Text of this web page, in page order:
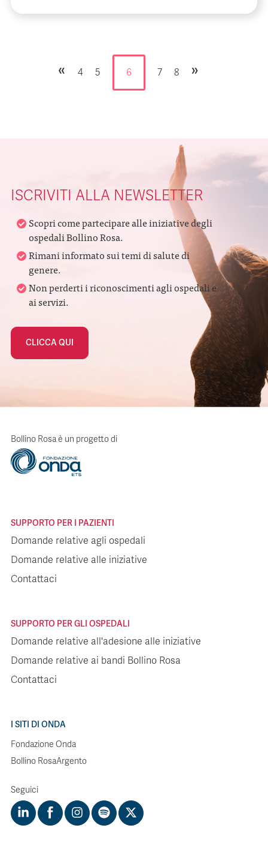
« 4 5 6 7 8 »
ISCRIVITI ALLA NEWSLETTER
Scopri come partecipare alle iniziative degli
ospedali Bollino Rosa.
Rimani informato sui temi di salute di
genere.
Non perderti i riconoscimenti agli ospedali e
ai servizi.
CLICCA QUI
Bollino Rosa è un progetto di
SUPPORTO PER I PAZIENTI
Domande relative agli ospedali
Domande relative alle iniziative
Contattaci
SUPPORTO PER GLI OSPEDALI
Domande relative all'adesione alle iniziative
Domande relative ai bandi Bollino Rosa
Contattaci
I SITI DI ONDA
Fondazione Onda
Bollino RosaArgento
Seguici